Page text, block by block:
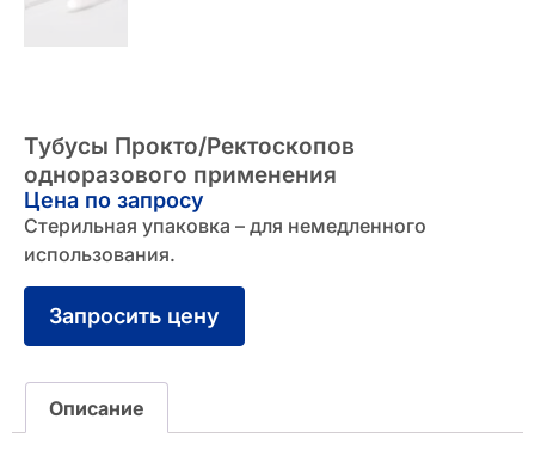
Тубусы Прокто/Ректоскопов
одноразового применения
Цена по запросу
Стерильная упаковка – для немедленного
использования.
Запросить цену
Описание